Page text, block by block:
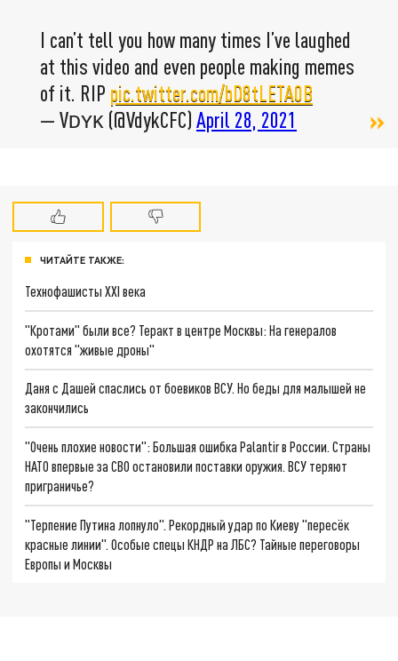
I can’t tell you how many times I’ve laughed
at this video and even people making memes
of it. RIP️ pic.twitter.com/bD8tLETA0B
— Vᴅʏᴋ (@VdykCFC) April 28, 2021
ЧИТАЙТЕ ТАКЖЕ:
Технофашисты XXI века
"Кротами" были все? Теракт в центре Москвы: На генералов
охотятся "живые дроны"
Даня с Дашей спаслись от боевиков ВСУ. Но беды для малышей не
закончились
"Очень плохие новости": Большая ошибка Palantir в России. Страны
НАТО впервые за СВО остановили поставки оружия. ВСУ теряют
приграничье?
"Терпение Путина лопнуло". Рекордный удар по Киеву "пересёк
красные линии". Особые спецы КНДР на ЛБС? Тайные переговоры
Европы и Москвы